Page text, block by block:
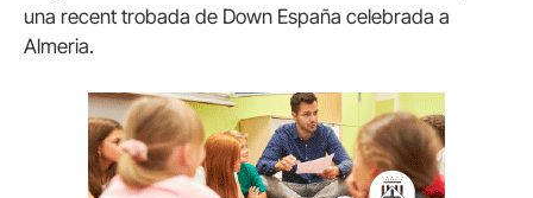
una recent trobada de Down España celebrada a
Almeria.